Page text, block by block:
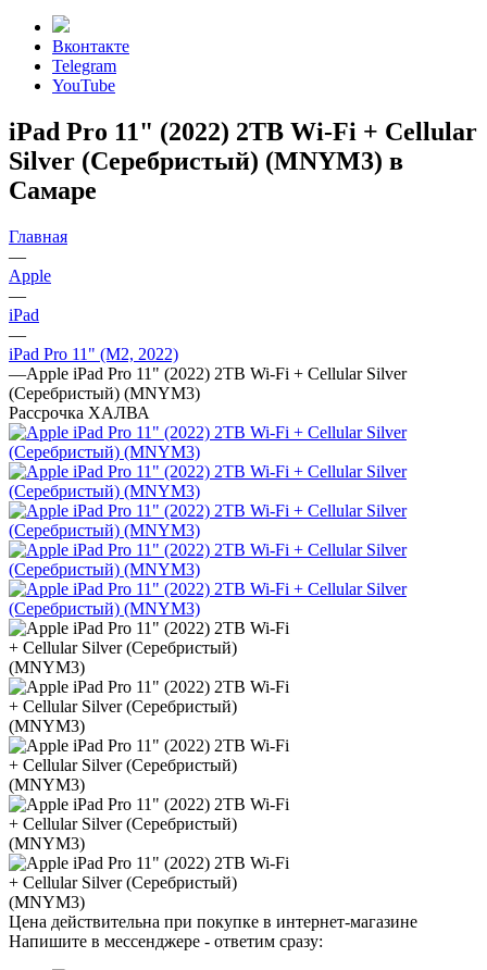
Вконтакте
Telegram
YouTube
iPad Pro 11" (2022) 2TB Wi-Fi + Cellular
Silver (Серебристый) (MNYM3) в
Самаре
Главная
—
Apple
—
iPad
—
iPad Pro 11" (M2, 2022)
—Apple iPad Pro 11" (2022) 2TB Wi-Fi + Cellular Silver
(Серебристый) (MNYM3)
Рассрочка ХАЛВА
Цена действительна при покупке в интернет-магазине
Напишите в мессенджере - ответим сразу: